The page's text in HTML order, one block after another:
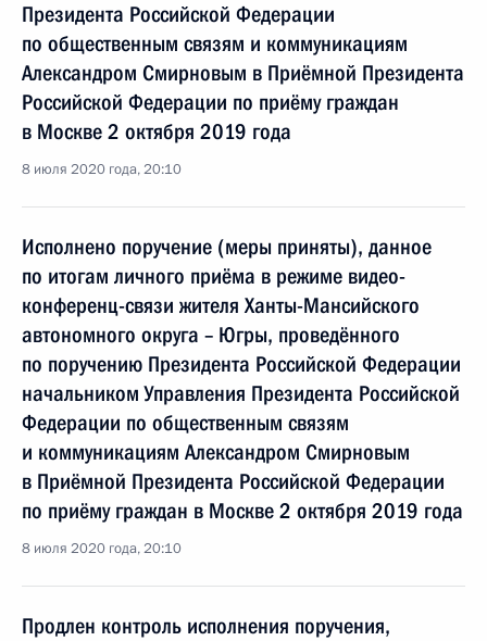
Президента Российской Федерации
по общественным связям и коммуникациям
Александром Смирновым в Приёмной Президента
Российской Федерации по приёму граждан
в Москве 2 октября 2019 года
8 июля 2020 года, 20:10
Исполнено поручение (меры приняты), данное
по итогам личного приёма в режиме видео-
конференц-связи жителя Ханты-Мансийского
автономного округа – Югры, проведённого
по поручению Президента Российской Федерации
начальником Управления Президента Российской
Федерации по общественным связям
и коммуникациям Александром Смирновым
в Приёмной Президента Российской Федерации
по приёму граждан в Москве 2 октября 2019 года
8 июля 2020 года, 20:10
Продлен контроль исполнения поручения,